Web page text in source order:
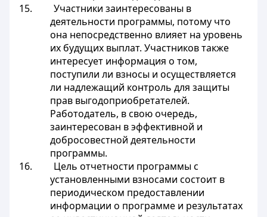
15. Участники заинтересованы в
деятельности программы, потому что
она непосредственно влияет на уровень
их будущих выплат. Участников также
интересует информация о том,
поступили ли взносы и осуществляется
ли надлежащий контроль для защиты
прав выгодоприобретателей.
Работодатель, в свою очередь,
заинтересован в эффективной и
добросовестной деятельности
программы.
16. Цель отчетности программы с
установленными взносами состоит в
периодическом предоставлении
информации о программе и результатах